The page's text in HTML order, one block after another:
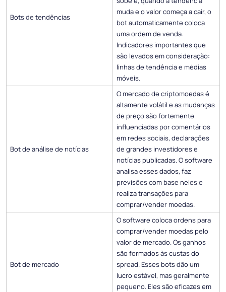
Bots de tendências
muda e o valor começa a cair, o
bot automaticamente coloca
uma ordem de venda.
Indicadores importantes que
são levados em consideração:
linhas de tendência e médias
móveis.
Bot de análise de notícias
O mercado de criptomoedas é
altamente volátil e as mudanças
de preço são fortemente
influenciadas por comentários
em redes sociais, declarações
de grandes investidores e
notícias publicadas. O software
analisa esses dados, faz
previsões com base neles e
realiza transações para
comprar/vender moedas.
Bot de mercado
O software coloca ordens para
comprar/vender moedas pelo
valor de mercado. Os ganhos
são formados às custas do
spread. Esses bots dão um
lucro estável, mas geralmente
pequeno. Eles são eficazes em